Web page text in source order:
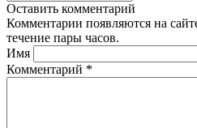
Оставить комментарий
Комментарии появляются на
течение пары часов.
Имя
Комментарий *